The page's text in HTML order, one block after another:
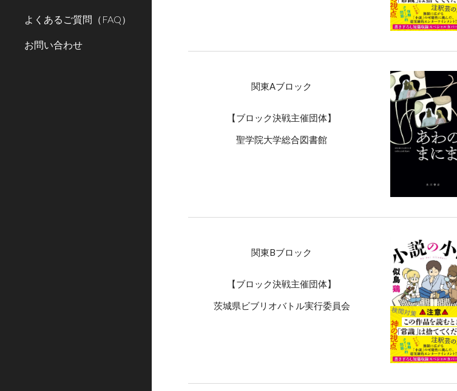
よくあるご質問（FAQ）
お問い合わせ
関東Aブロック
【ブロック決戦主催団体】
聖学院大学総合図書館
関東Bブロック
【ブロック決戦主催団体】
茨城県ビブリオバトル実行委員会